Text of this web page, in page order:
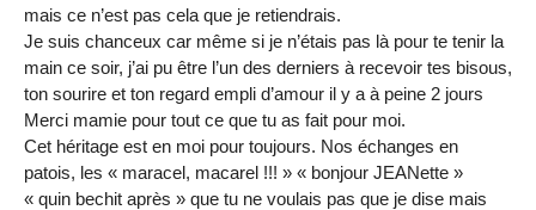
mais ce n’est pas cela que je retiendrais.
Je suis chanceux car même si je n’étais pas là pour te tenir la
main ce soir, j’ai pu être l’un des derniers à recevoir tes bisous,
ton sourire et ton regard empli d’amour il y a à peine 2 jours
Merci mamie pour tout ce que tu as fait pour moi.
Cet héritage est en moi pour toujours. Nos échanges en
patois, les « maracel, macarel !!! » « bonjour JEANette »
« quin bechit après » que tu ne voulais pas que je dise mais